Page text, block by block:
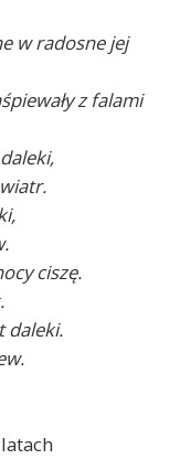
w radosne jej
z falami
ciszę.
daleki.